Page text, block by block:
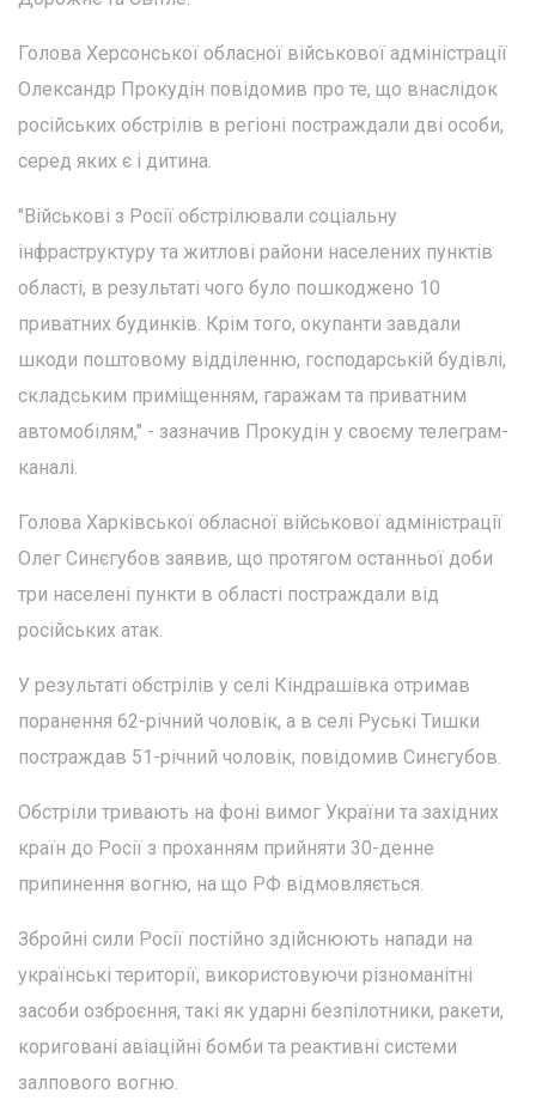
Голова Херсонської обласної військової адміністрації
Олександр Прокудін повідомив про те, що внаслідок
російських обстрілів в регіоні постраждали дві особи,
серед яких є і дитина.
"Військові з Росії обстрілювали соціальну
інфраструктуру та житлові райони населених пунктів
області, в результаті чого було пошкоджено 10
приватних будинків. Крім того, окупанти завдали
шкоди поштовому відділенню, господарській будівлі,
складським приміщенням, гаражам та приватним
автомобілям," - зазначив Прокудін у своєму телеграм-
каналі.
Голова Харківської обласної військової адміністрації
Олег Синєгубов заявив, що протягом останньої доби
три населені пункти в області постраждали від
російських атак.
У результаті обстрілів у селі Кіндрашівка отримав
поранення 62-річний чоловік, а в селі Руські Тишки
постраждав 51-річний чоловік, повідомив Синєгубов.
Обстріли тривають на фоні вимог України та західних
країн до Росії з проханням прийняти 30-денне
припинення вогню, на що РФ відмовляється.
Збройні сили Росії постійно здійснюють напади на
українські території, використовуючи різноманітні
засоби озброєння, такі як ударні безпілотники, ракети,
кориговані авіаційні бомби та реактивні системи
залпового вогню.